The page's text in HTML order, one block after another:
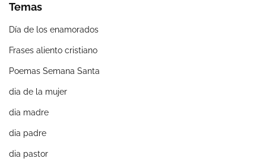
Temas
Día de los enamorados
Frases aliento cristiano
Poemas Semana Santa
dia de la mujer
dia madre
dia padre
dia pastor